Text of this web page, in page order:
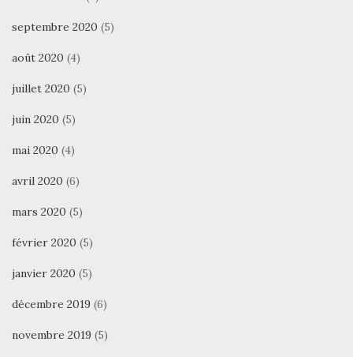
septembre 2020 (5)
août 2020 (4)
juillet 2020 (5)
juin 2020 (5)
mai 2020 (4)
avril 2020 (6)
mars 2020 (5)
février 2020 (5)
janvier 2020 (5)
décembre 2019 (6)
novembre 2019 (5)